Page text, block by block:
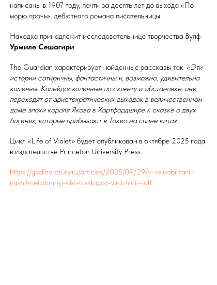
написаны в 1907 году, почти за десять лет до выхода «По
морю прочь», дебютного романа писательницы.
Находка принадлежит исследовательнице творчества Вулф
Урмиле Сешагири.
The Guardian характеризует найденные рассказы так: «Эти
истории сатиричны, фантастичны и, возможно, удивительно
комичны. Калейдоскопичные по сюжету и обстановке, они
переходят от аристократических выходок в величественном
доме эпохи короля Якова в Хартфордшире к сказке о двух
богинях, которые прибывают в Токио на спине кита».
Цикл «Life of Violet» будет опубликован в октябре 2025 года
в издательстве Princeton University Press.
https://godliteratury.ru/articles/2025/09/29/v-velikobritanii-
nashli-neizdannyj-cikl-rasskazov-virdzhinii-vulf